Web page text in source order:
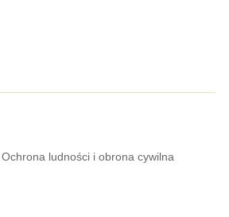
Ochrona ludności i obrona cywilna